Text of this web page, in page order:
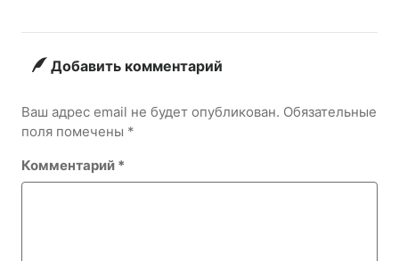
и не только
Добавить комментарий
Ваш адрес email не будет опубликован. Обязательные
поля помечены *
Комментарий *